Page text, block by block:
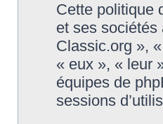
Cette politique
et ses sociétés
Classic.org »,
« eux », « leur
équipes de
sessions